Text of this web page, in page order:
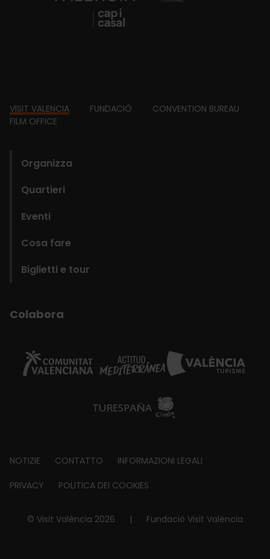
Footer
VISIT VALENCIA FUNDACIÓ
CONVENTION BUREAU
FILM OFFICE
Organizza
Quartieri
Eventi
Cosa fare
Biglietti e tour
Colabora
Footer
about
NOTIZIE CONTATTO INFORMAZIONI LEGALI
PRIVACY POLITICA DEI COOKIES
© Visit València 2026 | Fundació Visit València